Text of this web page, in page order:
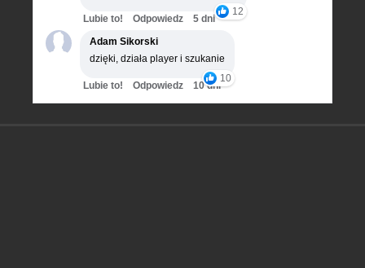
12
Lubie to! Odpowiedz
5 dni
Adam Sikorski
dzięki, działa player i szukanie
10
Lubie to! Odpowiedz 10 dni